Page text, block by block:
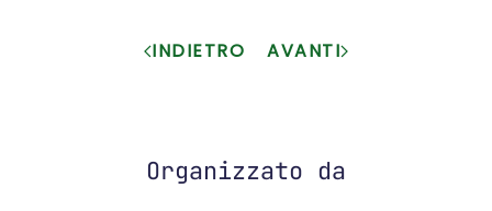
INDIETRO AVANTI
Organizzato da